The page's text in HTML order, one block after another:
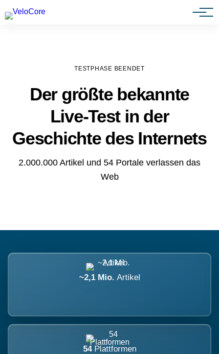
Agenturen & Webdesigner
TESTPHASE BEENDET
Der größte bekannte
Live-Test in der
Geschichte des Internets
2.000.000 Artikel und 54 Portale verlassen das
Web
~2,1 Mio. Artikel
54 Plattformen